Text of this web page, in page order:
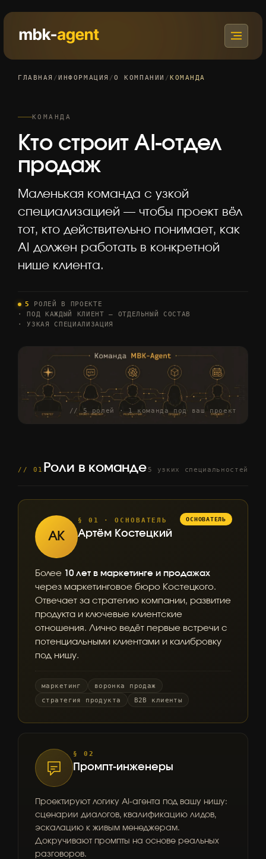
ГЛАВНАЯ /ИНФОРМАЦИЯ /О КОМПАНИИ /КОМАНДА
КОМАНДА
Кто строит AI-отдел
продаж
Маленькая команда с узкой
специализацией — чтобы проект вёл
тот, кто действительно понимает, как
AI должен работать в конкретной
нише клиента.
5
РОЛЕЙ В ПРОЕКТЕ
· ПОД КАЖДЫЙ КЛИЕНТ — ОТДЕЛЬНЫЙ СОСТАВ
· УЗКАЯ СПЕЦИАЛИЗАЦИЯ
// 5 ролей · 1 команда под ваш проект
// 01 Роли в команде 5 узких специальностей
АК
§ 01 · ОСНОВАТЕЛЬ
Артём Костецкий
Более 10 лет в маркетинге и продажах
через маркетинговое бюро Костецкого.
Отвечает за стратегию компании, развитие
продукта и ключевые клиентские
отношения. Лично ведёт первые встречи с
потенциальными клиентами и калибровку
под нишу.
маркетинг
воронка продаж
стратегия продукта
B2B клиенты
§ 02
Промпт-инженеры
Проектируют логику AI-агента под вашу нишу:
сценарии диалогов, квалификацию лидов,
эскалацию к живым менеджерам.
Докручивают промпты на основе реальных
разговоров.